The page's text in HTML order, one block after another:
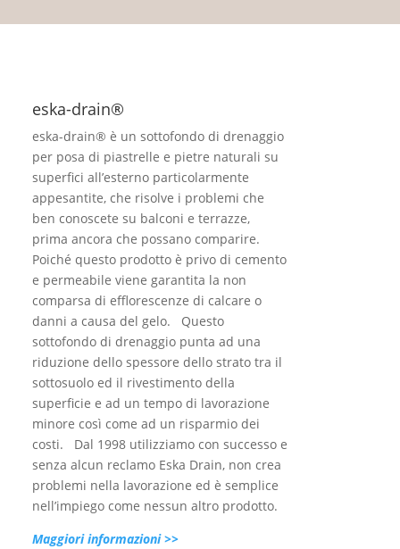
eska-drain®
eska-drain® è un sottofondo di drenaggio
per posa di piastrelle e pietre naturali su
superfici all’esterno particolarmente
appesantite, che risolve i problemi che
ben conoscete su balconi e terrazze,
prima ancora che possano comparire.
Poiché questo prodotto è privo di cemento
e permeabile viene garantita la non
comparsa di efflorescenze di calcare o
danni a causa del gelo. Questo
sottofondo di drenaggio punta ad una
riduzione dello spessore dello strato tra il
sottosuolo ed il rivestimento della
superficie e ad un tempo di lavorazione
minore così come ad un risparmio dei
costi. Dal 1998 utilizziamo con successo e
senza alcun reclamo Eska Drain, non crea
problemi nella lavorazione ed è semplice
nell’impiego come nessun altro prodotto.
Maggiori informazioni >>